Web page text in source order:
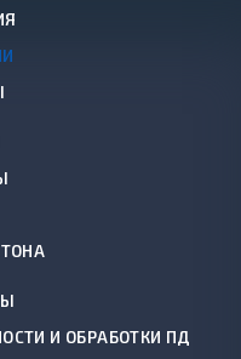
И ОБРАБОТКИ ПД